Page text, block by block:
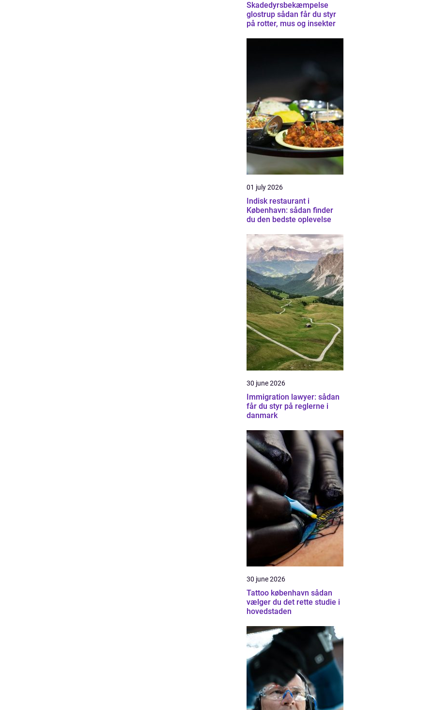
Skadedyrsbekæmpelse
glostrup sådan får du styr
på rotter, mus og insekter
01 july 2026
Indisk restaurant i
København: sådan finder
du den bedste oplevelse
30 june 2026
Immigration lawyer: sådan
får du styr på reglerne i
danmark
30 june 2026
Tattoo københavn sådan
vælger du det rette studie i
hovedstaden